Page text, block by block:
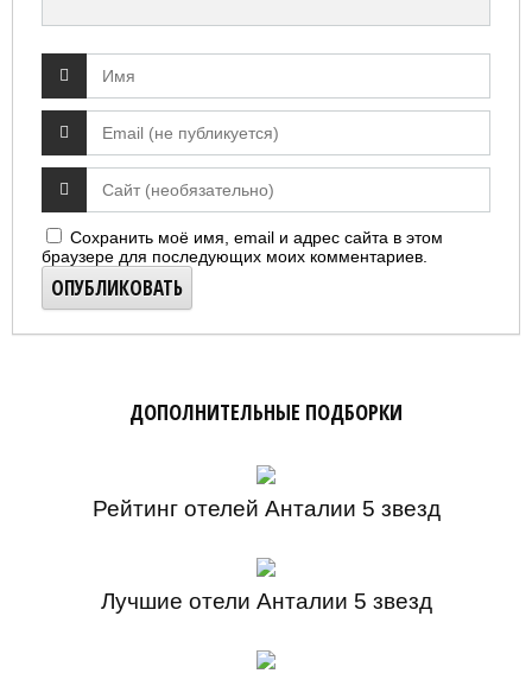
Сохранить моё имя, email и адрес сайта в этом
браузере для последующих моих комментариев.
ДОПОЛНИТЕЛЬНЫЕ ПОДБОРКИ
Рейтинг отелей Анталии 5 звезд
Лучшие отели Анталии 5 звезд